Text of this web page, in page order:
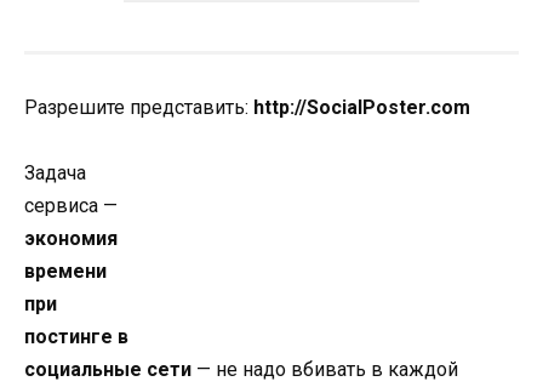
Разрешите представить: http://SocialPoster.com
Задача
сервиса —
экономия
времени
при
постинге в
социальные сети — не надо вбивать в каждой